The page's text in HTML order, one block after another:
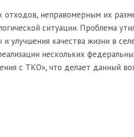
отходов, неправомерным их
ситуации. Проблема
улучшения качества жизни в
нескольких
с ТКО», что делает данный